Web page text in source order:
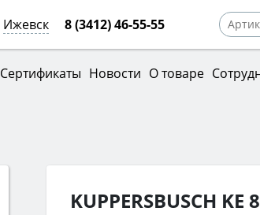
Ижевск 8 (3412) 46-55-55
Сертификаты Новости О товаре
KUPPERSBUSCH KE